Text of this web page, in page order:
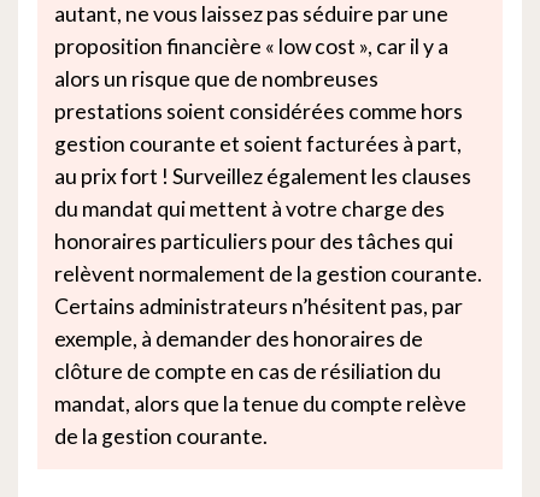
autant, ne vous laissez pas séduire par une
proposition financière « low cost », car il y a
alors un risque que de nombreuses
prestations soient considérées comme hors
gestion courante et soient facturées à part,
au prix fort ! Surveillez également les clauses
du mandat qui mettent à votre charge des
honoraires particuliers pour des tâches qui
relèvent normalement de la gestion courante.
Certains administrateurs n’hésitent pas, par
exemple, à demander des honoraires de
clôture de compte en cas de résiliation du
mandat, alors que la tenue du compte relève
de la gestion courante.